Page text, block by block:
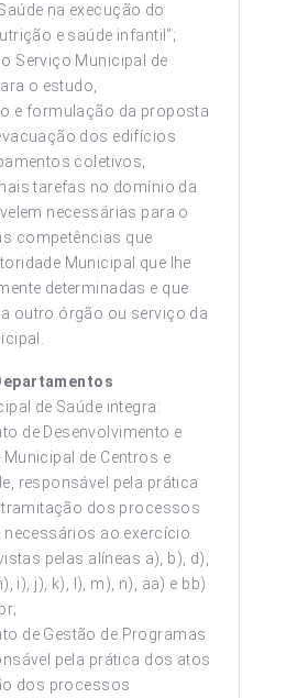
na execução do
e saúde infantil”;
Serviço Municipal de
o estudo,
e formulação da proposta
dos edifícios
coletivos;
tarefas no domínio da
necessárias para o
competências que
Municipal que lhe
determinadas e que
outro órgão ou serviço da
de Saúde integra:
de Desenvolvimento e
Municipal de Centros e
responsável pela prática
tramitação dos processos
ao exercício
pelas alíneas a), b), d),
i), j), k), l), m), n), aa) e bb)
de Gestão de Programas
pela prática dos atos
dos processos